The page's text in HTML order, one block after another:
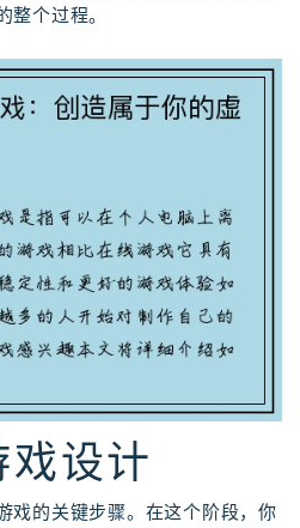
整个过程。
戏设计
戏的关键步骤。在这个阶段，你